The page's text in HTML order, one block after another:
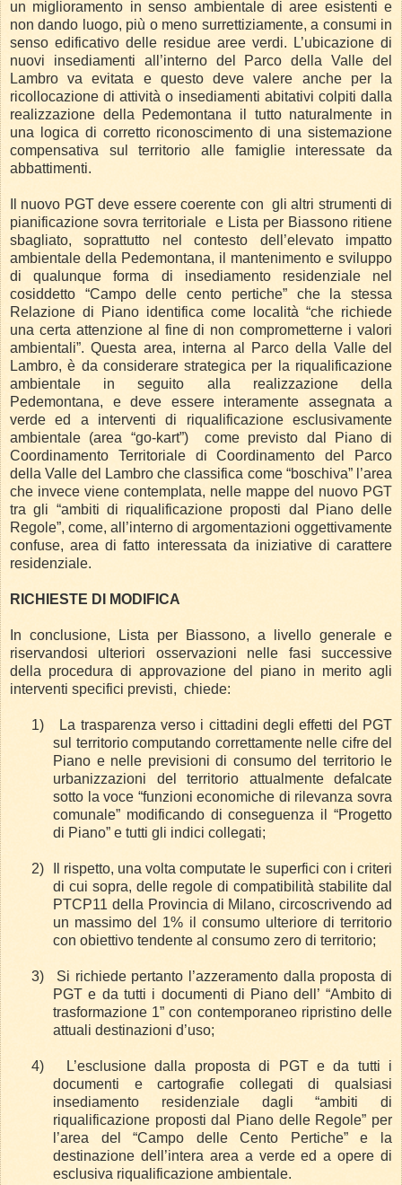
un miglioramento in senso ambientale di aree esistenti e
non dando luogo, più o meno surrettiziamente, a consumi in
senso edificativo delle residue aree verdi. L’ubicazione di
nuovi insediamenti all’interno del Parco della Valle del
Lambro va evitata e questo deve valere anche per la
ricollocazione di attività o insediamenti abitativi colpiti dalla
realizzazione della Pedemontana il tutto naturalmente in
una logica di corretto riconoscimento di una sistemazione
compensativa sul territorio alle famiglie interessate da
abbattimenti.
Il nuovo PGT deve essere coerente con gli altri strumenti di
pianificazione sovra territoriale e Lista per Biassono ritiene
sbagliato, soprattutto nel contesto dell’elevato impatto
ambientale della Pedemontana, il mantenimento e sviluppo
di qualunque forma di insediamento residenziale nel
cosiddetto “Campo delle cento pertiche” che la stessa
Relazione di Piano identifica come località “che richiede
una certa attenzione al fine di non comprometterne i valori
ambientali”. Questa area, interna al Parco della Valle del
Lambro, è da considerare strategica per la riqualificazione
ambientale in seguito alla realizzazione della
Pedemontana, e deve essere interamente assegnata a
verde ed a interventi di riqualificazione esclusivamente
ambientale (area “go-kart”) come previsto dal Piano di
Coordinamento Territoriale di Coordinamento del Parco
della Valle del Lambro che classifica come “boschiva” l’area
che invece viene contemplata, nelle mappe del nuovo PGT
tra gli “ambiti di riqualificazione proposti dal Piano delle
Regole”, come, all’interno di argomentazioni oggettivamente
confuse, area di fatto interessata da iniziative di carattere
residenziale.
RICHIESTE DI MODIFICA
In conclusione, Lista per Biassono, a livello generale e
riservandosi ulteriori osservazioni nelle fasi successive
della procedura di approvazione del piano in merito agli
interventi specifici previsti, chiede:
1)
La trasparenza verso i cittadini degli effetti del PGT
sul territorio computando correttamente nelle cifre del
Piano e nelle previsioni di consumo del territorio le
urbanizzazioni del territorio attualmente defalcate
sotto la voce “funzioni economiche di rilevanza sovra
comunale” modificando di conseguenza il “Progetto
di Piano” e tutti gli indici collegati;
2)
Il rispetto, una volta computate le superfici con i criteri
di cui sopra, delle regole di compatibilità stabilite dal
PTCP11 della Provincia di Milano, circoscrivendo ad
un massimo del 1% il consumo ulteriore di territorio
con obiettivo tendente al consumo zero di territorio;
3)
Si richiede pertanto l’azzeramento dalla proposta di
PGT e da tutti i documenti di Piano dell’ “Ambito di
trasformazione 1” con contemporaneo ripristino delle
attuali destinazioni d’uso;
4)
L’esclusione dalla proposta di PGT e da tutti i
documenti e cartografie collegati di qualsiasi
insediamento residenziale dagli “ambiti di
riqualificazione proposti dal Piano delle Regole” per
l’area del “Campo delle Cento Pertiche” e la
destinazione dell’intera area a verde ed a opere di
esclusiva riqualificazione ambientale.